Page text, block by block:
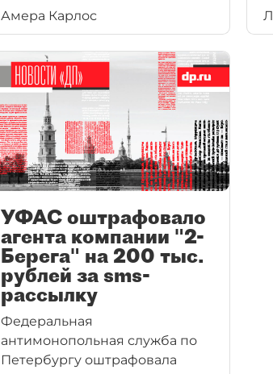
Амера Карлос
УФАС оштрафовало
агента компании "2-
Берега" на 200 тыс.
рублей за sms-
рассылку
Федеральная
антимонопольная служба по
Петербургу оштрафовала